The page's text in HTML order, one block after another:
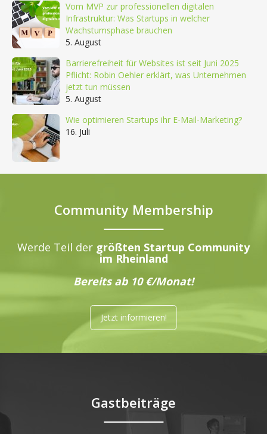
Vom MVP zur professionellen digitalen
Infrastruktur: Was Startups in welcher
Wachstumsphase brauchen
5. August
Barrierefreiheit für Websites ist seit Juni 2025
Pflicht: Robin Oehler erklärt, was Unternehmen
jetzt tun müssen
5. August
Wie optimieren Startups ihr E-Mail-Marketing?
16. Juli
Community Membership
Werde Teil der größten Startup Community
im Rheinland
Bereits ab 10 €/Monat!
Jetzt informieren!
Gastbeiträge